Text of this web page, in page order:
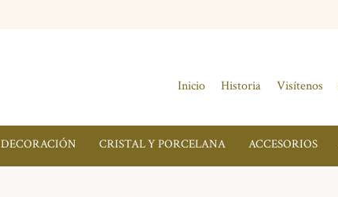
Inicio Historia Visítenos
DECORACIÓN CRISTAL Y PORCELANA ACCESORIOS